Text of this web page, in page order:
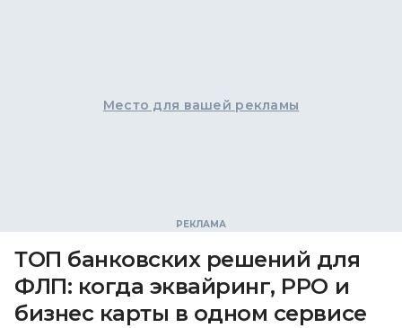
Место для вашей рекламы
ТОП банковских решений для
ФЛП: когда эквайринг, РРО и
бизнес карты в одном сервисе